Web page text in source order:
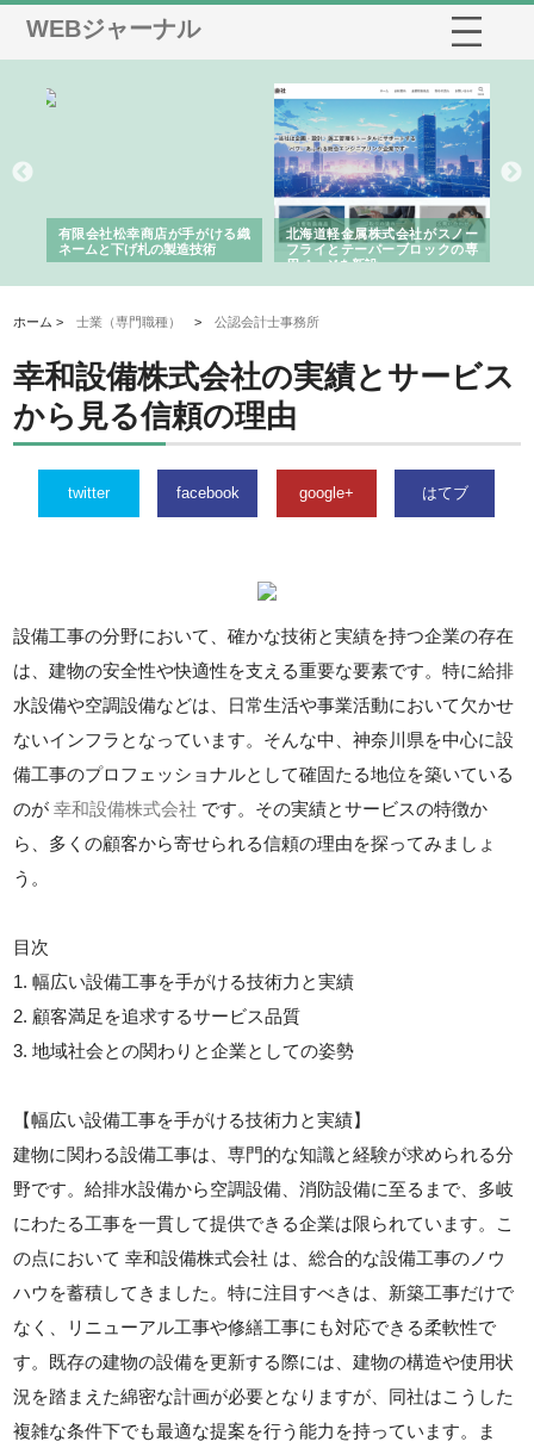
WEBジャーナル
有限会社松幸商店が手がける織
ネームと下げ札の製造技術
北海道軽金属株式会社がスノー
フライとテーパーブロックの専
用ページを新設
ホーム >士業（専門職種） >公認会計士事務所
幸和設備株式会社の実績とサービス
から見る信頼の理由
twitter facebook google+ はてブ
設備工事の分野において、確かな技術と実績を持つ企業の存在
は、建物の安全性や快適性を支える重要な要素です。特に給排
水設備や空調設備などは、日常生活や事業活動において欠かせ
ないインフラとなっています。そんな中、神奈川県を中心に設
備工事のプロフェッショナルとして確固たる地位を築いている
のが幸和設備株式会社 です。その実績とサービスの特徴か
ら、多くの顧客から寄せられる信頼の理由を探ってみましょ
う。
目次
1. 幅広い設備工事を手がける技術力と実績
2. 顧客満足を追求するサービス品質
3. 地域社会との関わりと企業としての姿勢
【幅広い設備工事を手がける技術力と実績】
建物に関わる設備工事は、専門的な知識と経験が求められる分
野です。給排水設備から空調設備、消防設備に至るまで、多岐
にわたる工事を一貫して提供できる企業は限られています。こ
の点において 幸和設備株式会社 は、総合的な設備工事のノウ
ハウを蓄積してきました。特に注目すべきは、新築工事だけで
なく、リニューアル工事や修繕工事にも対応できる柔軟性で
す。既存の建物の設備を更新する際には、建物の構造や使用状
況を踏まえた綿密な計画が必要となりますが、同社はこうした
複雑な条件下でも最適な提案を行う能力を持っています。ま